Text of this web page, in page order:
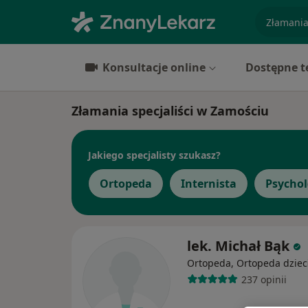
Konsultacje online Dostępne
Złamania specjaliści w Zamościu
Jakiego specjalisty szukasz?
Ortopeda Internista
lek. Michał Bąk
Ortopeda, Ortopeda
237 opinii